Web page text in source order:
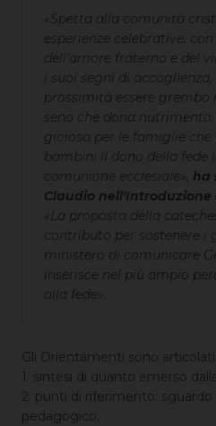
«Spetta alla comunità
esperienze celebrative,
dell’amore fraterno e del
i suoi segni di
prossimità essere grembo
seno che dona
gioiosa per le famiglie
bambini il dono della fede
comunione ecclesiale», ha
Claudio
«La proposta della
contributo per sostenere i
ministero di comunicare
inserisce nel più ampio
alla fede».
Gli Orientamenti sono
1. sintesi di quanto emerso
2. punti di riferimento:
pedagogico;